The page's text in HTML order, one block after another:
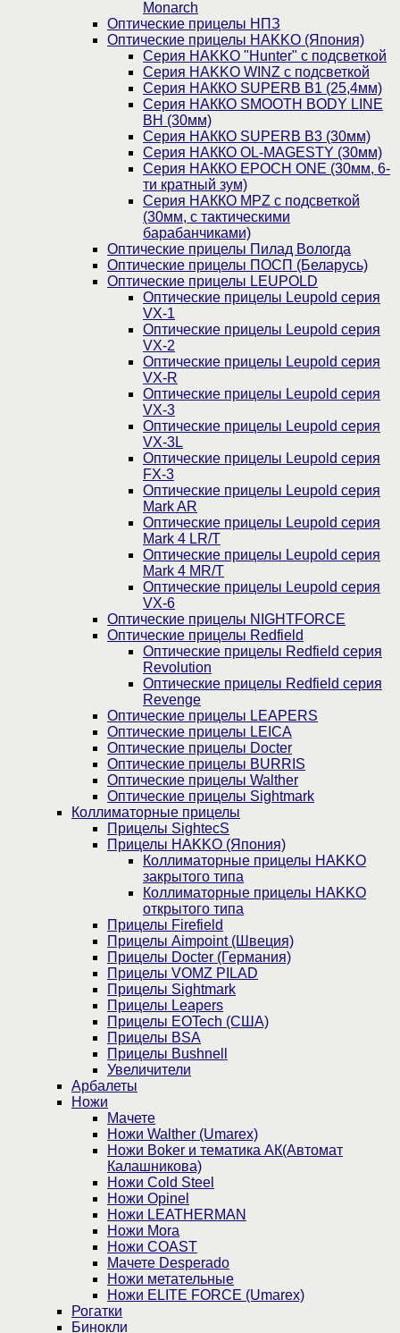
Monarch
Оптические прицелы НПЗ
Оптические прицелы HAKKO (Япония)
Cерия HAKKO "Hunter" с подсветкой
Серия НAKKO WINZ с подсветкой
Серия НАККО SUPERB B1 (25,4мм)
Серия НАККО SMOOTH BODY LINE
BH (30мм)
Серия НАККО SUPERB B3 (30мм)
Серия НАККО OL-MAGESTY (30мм)
Серия НАККО EPOCH ONE (30мм, 6-
ти кратный зум)
Серия НАККО MPZ с подсветкой
(30мм, c тактическими
барабанчиками)
Оптические прицелы Пилад Вологда
Оптические прицелы ПОСП (Беларусь)
Оптические прицелы LEUPOLD
Оптические прицелы Leupold серия
VX-1
Оптические прицелы Leupold серия
VX-2
Оптические прицелы Leupold серия
VX-R
Оптические прицелы Leupold серия
VX-3
Оптические прицелы Leupold серия
VX-3L
Оптические прицелы Leupold серия
FX-3
Оптические прицелы Leupold серия
Mark AR
Оптические прицелы Leupold серия
Mark 4 LR/T
Оптические прицелы Leupold серия
Mark 4 MR/T
Оптические прицелы Leupold серия
VX-6
Оптические прицелы NIGHTFORCE
Оптические прицелы Redfield
Оптические прицелы Redfield серия
Revolution
Оптические прицелы Redfield серия
Revenge
Оптические прицелы LEAPERS
Оптические прицелы LEICA
Оптические прицелы Docter
Оптические прицелы BURRIS
Оптические прицелы Walther
Оптические прицелы Sightmark
Коллиматорные прицелы
Прицелы SightecS
Прицелы HAKKO (Япония)
Коллиматорные прицелы HAKKO
закрытого типа
Коллиматорные прицелы HAKKO
открытого типа
Прицелы Firefield
Прицелы Aimpoint (Швеция)
Прицелы Docter (Германия)
Прицелы VOMZ PILAD
Прицелы Sightmark
Прицелы Leapers
Прицелы EOTech (США)
Прицелы BSA
Прицелы Bushnell
Увеличители
Арбалеты
Ножи
Мачете
Ножи Walther (Umarex)
Ножи Boker и тематика АК(Автомат
Калашникова)
Ножи Cold Steel
Ножи Opinel
Ножи LEATHERMAN
Ножи Mora
Ножи COAST
Мачете Desperado
Ножи метательные
Ножи ELITE FORCE (Umarex)
Рогатки
Бинокли